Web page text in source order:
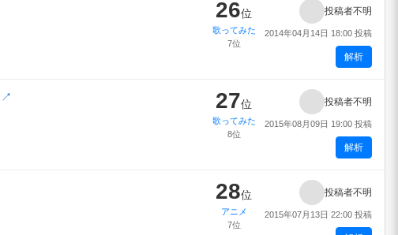
26位
歌ってみた
7位
投稿者不明
2014年04月14日 18:00 投稿
解析
↗ 27位
歌ってみた
8位
投稿者不明
2015年08月09日 19:00 投稿
解析
28位
アニメ
7位
投稿者不明
2015年07月13日 22:00 投稿